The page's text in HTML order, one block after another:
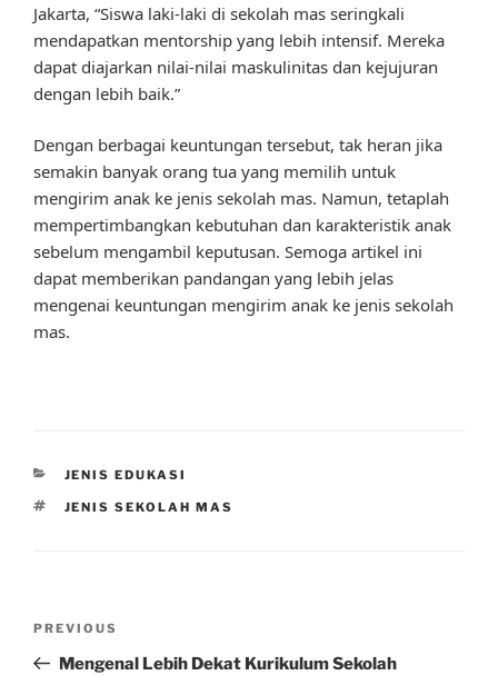
Jakarta, “Siswa laki-laki di sekolah mas seringkali
mendapatkan mentorship yang lebih intensif. Mereka
dapat diajarkan nilai-nilai maskulinitas dan kejujuran
dengan lebih baik.”
Dengan berbagai keuntungan tersebut, tak heran jika
semakin banyak orang tua yang memilih untuk
mengirim anak ke jenis sekolah mas. Namun, tetaplah
mempertimbangkan kebutuhan dan karakteristik anak
sebelum mengambil keputusan. Semoga artikel ini
dapat memberikan pandangan yang lebih jelas
mengenai keuntungan mengirim anak ke jenis sekolah
mas.
CATEGORIES
JENIS EDUKASI
TAGS
JENIS SEKOLAH MAS
Previous
Post
PREVIOUS
Mengenal Lebih Dekat Kurikulum Sekolah